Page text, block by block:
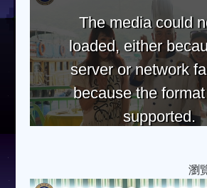
The media could
loaded, either
server or network
because the
supported.
瀏